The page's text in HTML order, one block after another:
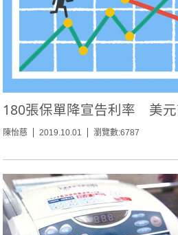
180張保單降宣告利率 美
陳怡慈 2019.10.01 瀏覽數:6787